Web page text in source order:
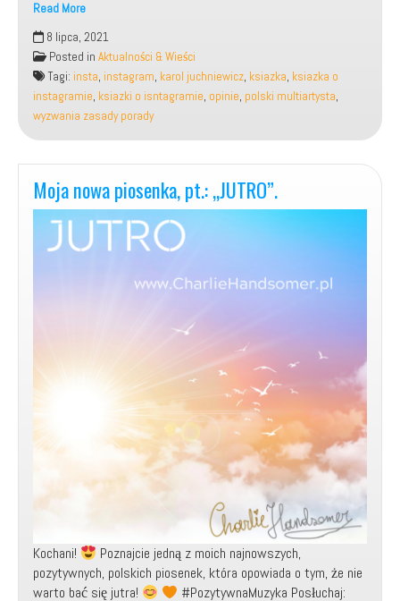
Read More
Wydano
moją
książkę,
pt.:
„Instagram.
Wyzwania,
zasady,
porady”.
8 lipca, 2021
Posted in Aktualności & Wieści
Tagi: insta, instagram, karol juchniewicz, ksiazka, ksiazka o
instagramie, ksiazki o isntagramie, opinie, polski multiartysta,
wyzwania zasady porady
Moja nowa piosenka, pt.: „JUTRO”.
Kochani!
Poznajcie jedną z moich najnowszych,
pozytywnych, polskich piosenek, która opowiada o tym, że nie
warto bać się jutra!
#PozytywnaMuzyka Posłuchaj: